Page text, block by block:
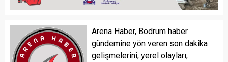
Arena Haber, Bodrum haber
gündemine yön veren son dakika
gelişmelerini, yerel olayları,